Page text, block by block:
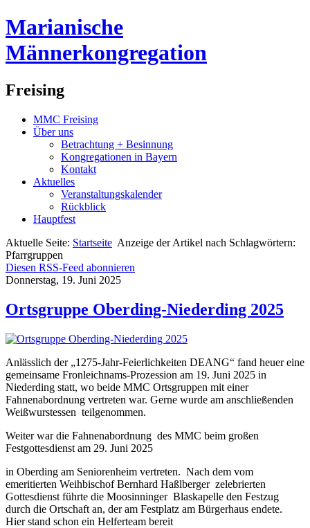
Marianische
Männerkongregation
Freising
MMC Freising
Über uns
Betrachtung + Besinnung
Kongregationen in Bayern
Kontakt
Aktuelles
Veranstaltungskalender
Rückblick
Hauptfest
Aktuelle Seite: Startseite Anzeige der Artikel nach Schlagwörtern:
Pfarrgruppen
Diesen RSS-Feed abonnieren
Donnerstag, 19. Juni 2025
Ortsgruppe Oberding-Niederding 2025
Anlässlich der „1275-Jahr-Feierlichkeiten DEANG“ fand heuer eine
gemeinsame Fronleichnams-Prozession am 19. Juni 2025 in
Niederding statt, wo beide MMC Ortsgruppen mit einer
Fahnenabordnung vertreten war. Gerne wurde am anschließenden
Weißwurstessen teilgenommen.
Weiter war die Fahnenabordnung des MMC beim großen
Festgottesdienst am 29. Juni 2025
in Oberding am Seniorenheim vertreten. Nach dem vom
emeritierten Weihbischof Bernhard Haßlberger zelebrierten
Gottesdienst führte die Moosinninger Blaskapelle den Festzug
durch die Ortschaft an, der am Festplatz am Bürgerhaus endete.
Hier stand schon ein Helferteam bereit